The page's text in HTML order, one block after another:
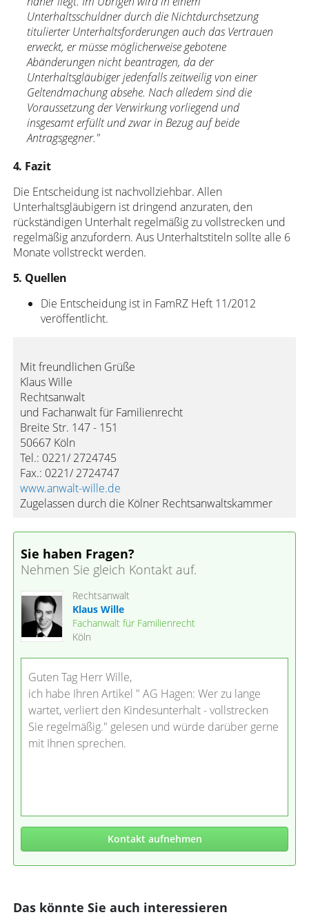
Unterhaltsschuldner durch die Nichtdurchsetzung
titulierter Unterhaltsforderungen auch das Vertrauen
erweckt, er müsse möglicherweise gebotene
Abänderungen nicht beantragen, da der
Unterhaltsgläubiger jedenfalls zeitweilig von einer
Geltendmachung absehe. Nach alledem sind die
Voraussetzung der Verwirkung vorliegend und
insgesamt erfüllt und zwar in Bezug auf beide
Antragsgegner."
4. Fazit
Die Entscheidung ist nachvollziehbar. Allen
Unterhaltsgläubigern ist dringend anzuraten, den
rückständigen Unterhalt regelmäßig zu vollstrecken und
regelmäßig anzufordern. Aus Unterhaltstiteln sollte alle 6
Monate vollstreckt werden.
5. Quellen
Die Entscheidung ist in FamRZ Heft 11/2012
veröffentlicht.
Mit freundlichen Grüße
Klaus Wille
Rechtsanwalt
und Fachanwalt für Familienrecht
Breite Str. 147 - 151
50667 Köln
Tel.: 0221/ 2724745
Fax.: 0221/ 2724747
www.anwalt-wille.de
Zugelassen durch die Kölner Rechtsanwaltskammer
Sie haben Fragen?
Nehmen Sie gleich Kontakt auf.
Rechtsanwalt
Klaus Wille
Fachanwalt für Familienrecht
Köln
Guten Tag Herr Wille,
ich habe Ihren Artikel " AG Hagen: Wer zu lange
wartet, verliert den Kindesunterhalt - vollstrecken
Sie regelmäßig." gelesen und würde darüber gerne
mit Ihnen sprechen.
Kontakt aufnehmen
Das könnte Sie auch interessieren